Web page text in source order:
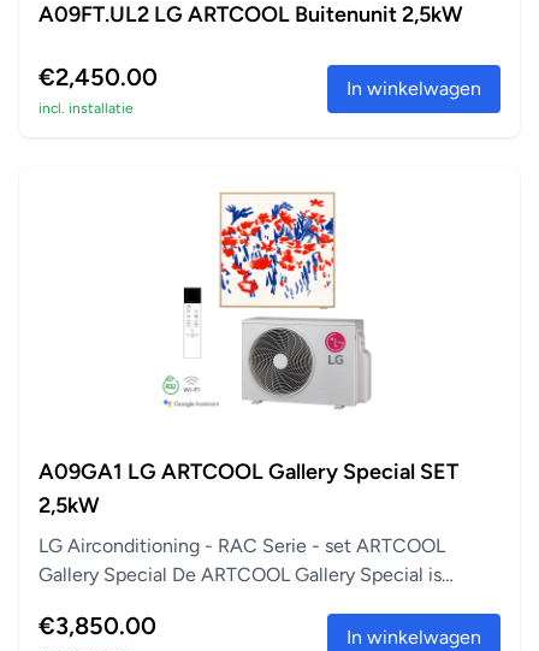
A09FT.UL2 LG ARTCOOL Buitenunit 2,5kW
€2,450.00
incl. installatie
In winkelwagen
A09GA1 LG ARTCOOL Gallery Special SET
2,5kW
LG Airconditioning - RAC Serie - set ARTCOOL
Gallery Special De ARTCOOL Gallery Special is
€3,850.00 In winkelwagen